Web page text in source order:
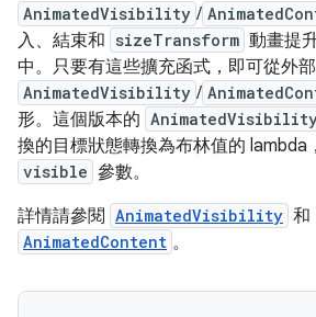
AnimatedVisibility /
入、結束和 sizeTransform 動畫提
中。只要有這些擴充函式，即可從外
AnimatedVisibility /
形。這個版本的
換的目標狀態轉換為布林值的 lambda
visible 參數。
詳情請參閱 AnimatedVisibility 和
AnimatedContent 。